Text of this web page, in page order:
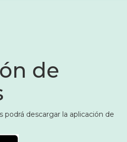
de
podrá descargar la aplicación de